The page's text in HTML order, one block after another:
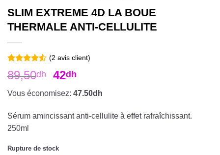
SLIM EXTREME 4D LA BOUE
THERMALE ANTI-CELLULITE
Noté4.50
sur 5 basé
2
notations
(2 avis client)
89,50dh 42dh
Vous économisez: 47.50dh
Sérum amincissant anti-cellulite à effet rafraîchissant.
250ml
Rupture de stock